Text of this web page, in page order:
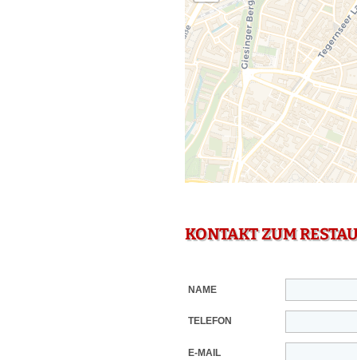
KONTAKT ZUM
NAME
TELEFON
E-MAIL